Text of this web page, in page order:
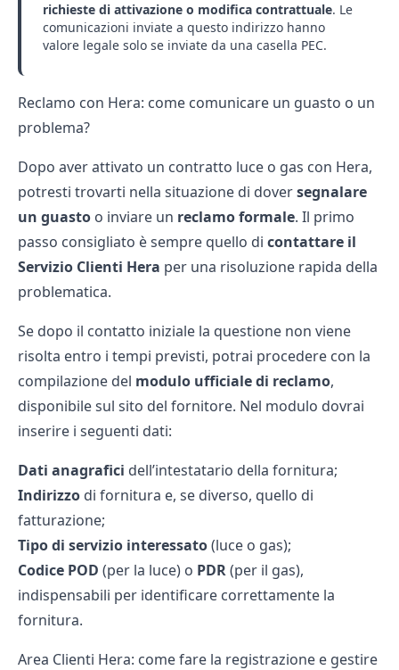
richieste di attivazione o modifica contrattuale. Le
comunicazioni inviate a questo indirizzo hanno
valore legale solo se inviate da una casella PEC.
Reclamo con Hera: come comunicare un guasto o un
problema?
Dopo aver attivato un contratto luce o gas con Hera,
potresti trovarti nella situazione di doversegnalare
un guasto o inviare un reclamo formale. Il primo
passo consigliato è sempre quello di contattare il
Servizio Clienti Hera per una risoluzione rapida della
problematica.
Se dopo il contatto iniziale la questione non viene
risolta entro i tempi previsti, potrai procedere con la
compilazione del modulo ufficiale di reclamo,
disponibile sul sito del fornitore. Nel modulo dovrai
inserire i seguenti dati:
Dati anagrafici dell’intestatario della fornitura;
Indirizzo di fornitura e, se diverso, quello di
fatturazione;
Tipo di servizio interessato(luce o gas);
Codice POD (per la luce) o PDR(per il gas),
indispensabili per identificare correttamente la
fornitura.
Area Clienti Hera: come fare la registrazione e gestire